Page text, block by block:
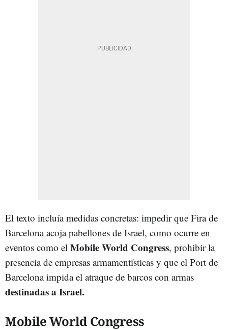
El texto incluía medidas concretas: impedir que Fira de
Barcelona acoja pabellones de Israel, como ocurre en
eventos como el Mobile World Congress, prohibir la
presencia de empresas armamentísticas y que el Port de
Barcelona impida el atraque de barcos con armas
destinadas a Israel.
Mobile World Congress